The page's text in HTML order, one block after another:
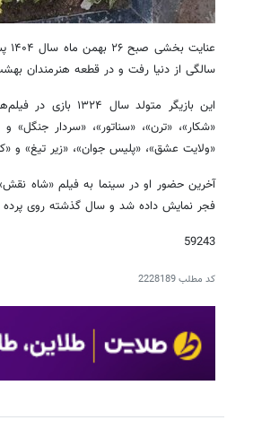
سالگی از دنیا رفت و در قطعه هنرمندان
این بازیگر
«شکار»، «ترن»، «سناتور»، «سردار جنگل»
«ولایت عشق»، «پلیس جوان»، «زیر تیغ» و
آخرین حضور او در سینما به فیلم «شاه
فجر نمایش داده شد و سال گذشته روی پرده
59243
کد مطلب2228189